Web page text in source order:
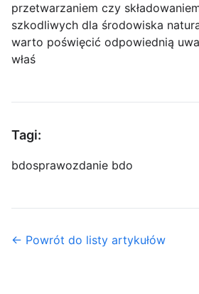
przetwarzaniem czy
szkodliwych dla środowiska
warto poświęcić odpowiednią
właś
Tagi:
bdosprawozdanie bdo
← Powrót do listy artykułów